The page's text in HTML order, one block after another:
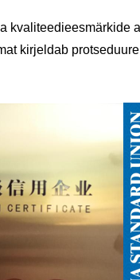
kvaliteedieesmärkide
kirjeldab